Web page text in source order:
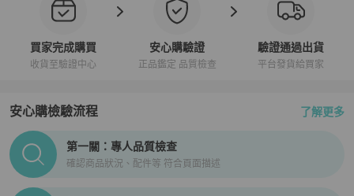
買家完成購買
收貨至驗證中心
安心購驗證
正品鑑定 品質檢查
驗證通過出貨
平台發貨給買家
安心購檢驗流程 了解更多
PopChill拍拍圈正品驗證、安心購檢驗流程介紹
第一關：專人品質檢查
確認商品狀況、配件等 符合頁面描述